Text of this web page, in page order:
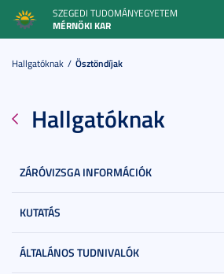
SZEGEDI TUDOMÁNYEGYETEM
MÉRNÖKI KAR
Hallgatóknak Ösztöndíjak
Hallgatóknak
ZÁRÓVIZSGA INFORMÁCIÓK
KUTATÁS
ÁLTALÁNOS TUDNIVALÓK